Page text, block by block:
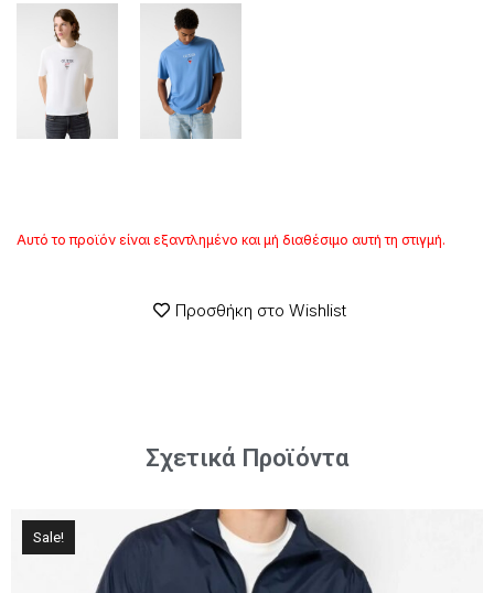
Αυτό το προϊόν είναι εξαντλημένο και μή διαθέσιμο αυτή τη στιγμή.
Προσθήκη στο Wishlist
Σχετικά Προϊόντα
Sale!